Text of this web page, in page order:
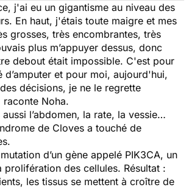
j'ai eu un gigantisme au niveau des
En haut, j'étais toute maigre et mes
grosses, très encombrantes, très
plus m’appuyer dessus, donc
debout était impossible. C'est pour
d’amputer et pour moi, aujourd'hui,
décisions, je ne le regrette
raconte Noha.
l’abdomen, la rate, la vessie…
de Cloves a touché de
d’un gène appelé PIK3CA, un
prolifération des cellules. Résultat :
les tissus se mettent à croître de